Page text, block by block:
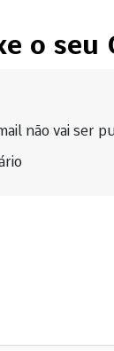
o seu
não vai ser